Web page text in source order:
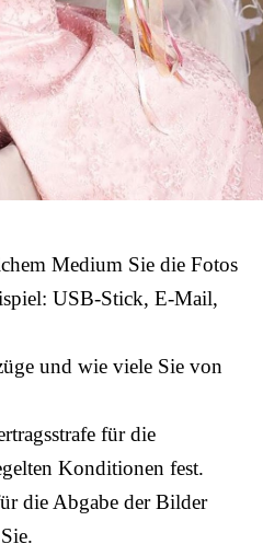
Medium Sie die Fotos
USB-Stick, E-Mail,
und wie viele Sie von
für die
Konditionen fest.
die Abgabe der Bilder